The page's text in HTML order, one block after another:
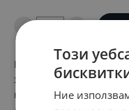
-
Вниманието към
значение. Подобрете
на вашия EV6, като
Този
Ние